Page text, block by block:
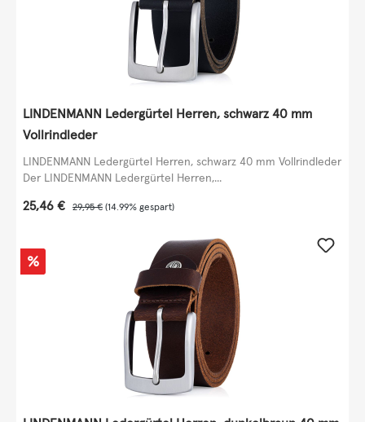
LINDENMANN Ledergürtel Herren, schwarz 40 mm
Vollrindleder
LINDENMANN Ledergürtel Herren, schwarz 40 mm Vollrindleder
Der LINDENMANN Ledergürtel Herren,...
Verkaufspreis:
25,46 € Regulärer Preis:
29,95 € (14.99% gespart)
Rabatt
%